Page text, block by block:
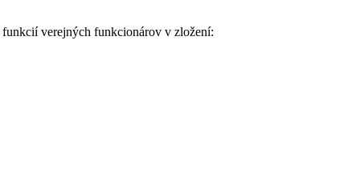
verejných funkcionárov v zložení: